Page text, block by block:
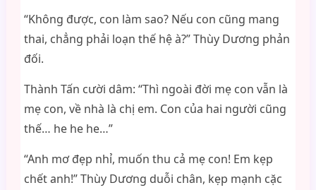
“Không được, con làm sao? Nếu con cũng mang
thai, chẳng phải loạn thế hệ à?” Thùy Dương phản
đối.
Thành Tấn cười dâm: “Thì ngoài đời mẹ con vẫn là
mẹ con, về nhà là chị em. Con của hai người cũng
thế… he he he…”
“Anh mơ đẹp nhỉ, muốn thu cả mẹ con! Em kẹp
chết anh!” Thùy Dương duỗi chân, kẹp mạnh cặc